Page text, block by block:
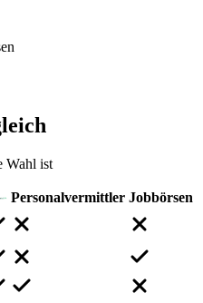
Wahl ist
Personalvermittler Jobbörsen